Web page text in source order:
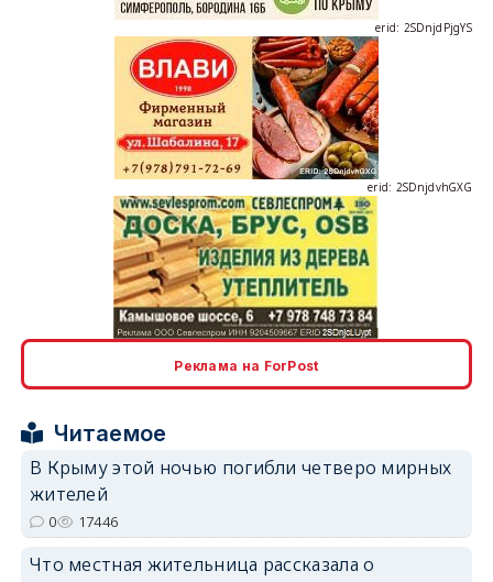
erid: 2SDnjdvhGXG
erid: 2SDnjcLUypt
Реклама на ForPost
Читаемое
В Крыму этой ночью погибли четверо мирных
жителей
0 17446
Что местная жительница рассказала о